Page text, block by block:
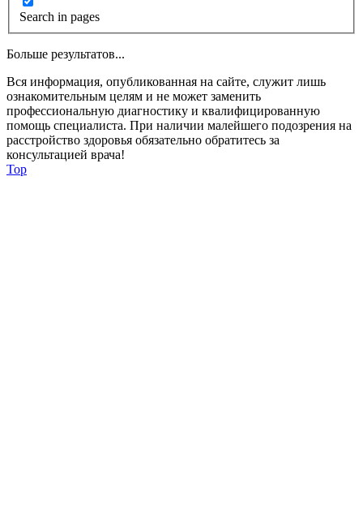
Search in pages
Больше результатов...
Вся информация, опубликованная на сайте, служит лишь
ознакомительным целям и не может заменить
профессиональную диагностику и квалифицированную
помощь специалиста. При наличии малейшего подозрения на
расстройство здоровья обязательно обратитесь за
консультацией врача!
Top